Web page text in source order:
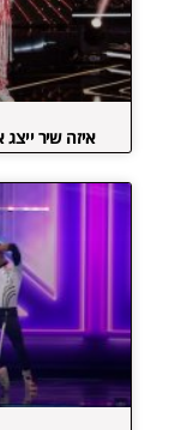
איזה שיר ייצג אותנו